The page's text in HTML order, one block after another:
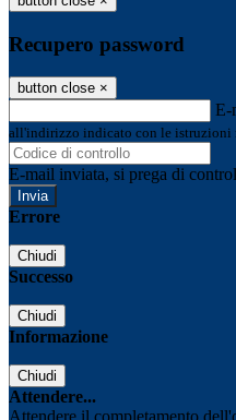
Recupero password
button close ×
E-
all'indirizzo indicato con le istruzioni
E-mail inviata, si prega di
Errore
Chiudi
Successo
Chiudi
Informazione
Chiudi
Attendere...